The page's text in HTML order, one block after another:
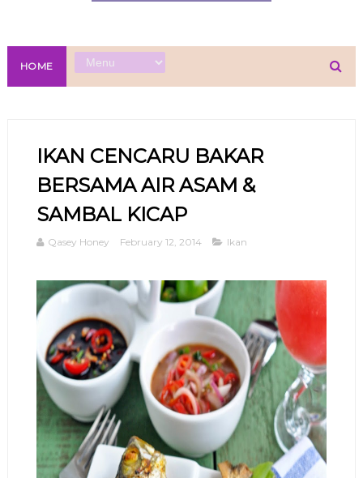
HOME
IKAN CENCARU BAKAR
BERSAMA AIR ASAM &
SAMBAL KICAP
Qasey Honey February 12, 2014 Ikan